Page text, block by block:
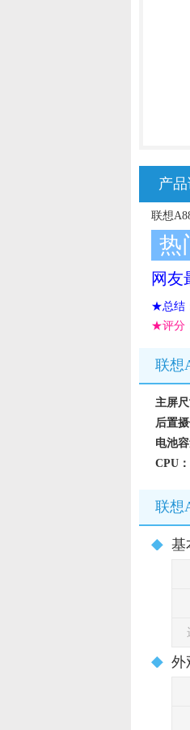
产
联想
热
网友
★总结
★评分
联想
主屏尺
后置摄
电池容
CPU：
联想
基
外